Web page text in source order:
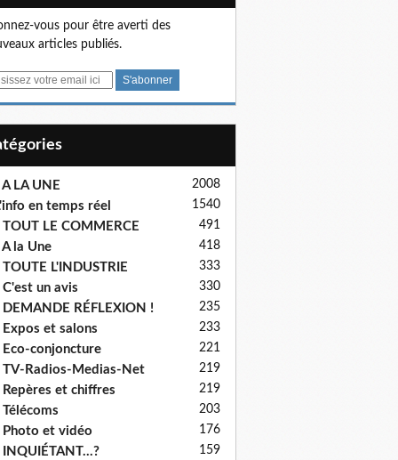
vous pour être averti des
articles publiés.
LA UNE 2008
en temps réel 1540
LE COMMERCE 491
la Une 418
L'INDUSTRIE 333
un avis 330
RÉFLEXION ! 235
et salons 233
conjoncture 221
Radios-Medias-Net 219
et chiffres 219
203
et vidéo 176
159